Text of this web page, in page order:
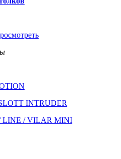
INTRUDER
LINE / VILAR MINI